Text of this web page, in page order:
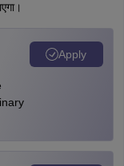
Apply